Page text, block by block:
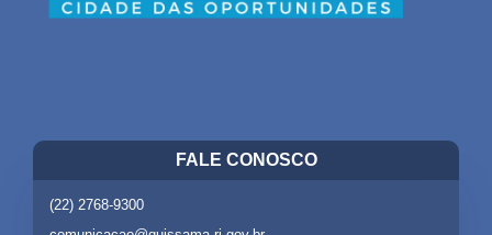
FALE CONOSCO
(22) 2768-9300